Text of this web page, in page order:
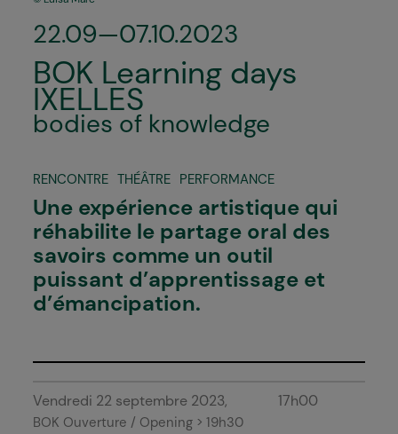
22.09—07.10.2023
BOK Learning days
IXELLES
bodies of knowledge
RENCONTRE THÉÂTRE PERFORMANCE
Une expérience artistique qui
réhabilite le partage oral des
savoirs comme un outil
puissant d’apprentissage et
d’émancipation.
Vendredi 22 septembre 2023
BOK Ouverture / Opening > 19h30
17h00